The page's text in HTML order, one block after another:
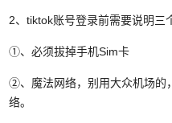
2、tiktok账号登录前需要说明三
①、必须拔掉手机Sim卡
②、魔法网络，别用大众机场的
络。